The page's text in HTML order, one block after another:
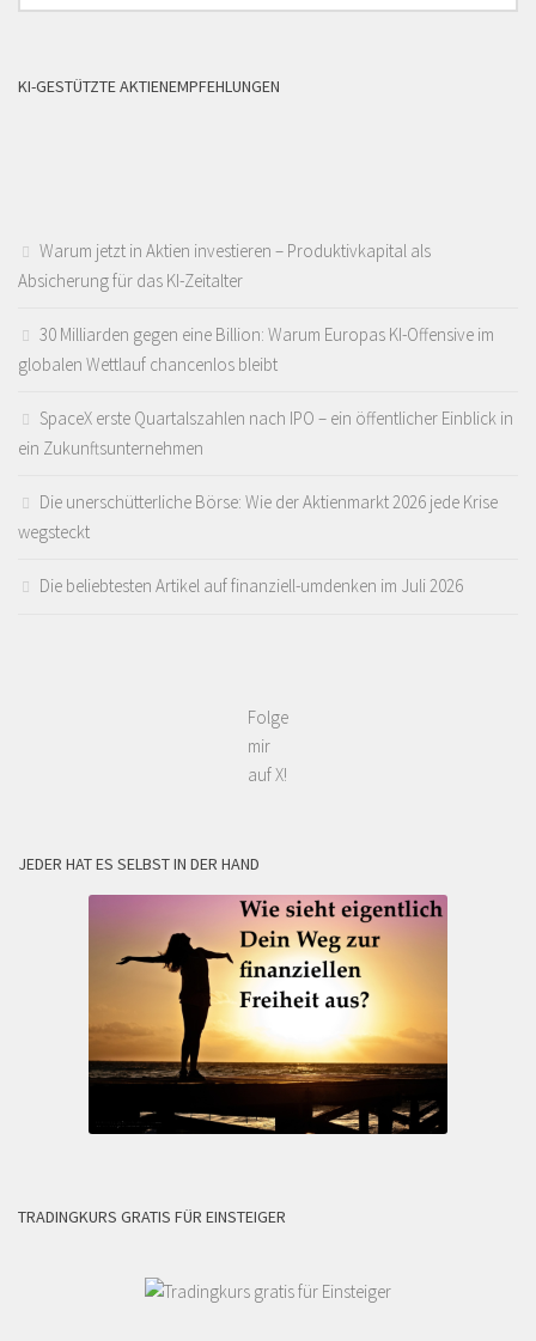
KI-GESTÜTZTE AKTIENEMPFEHLUNGEN
Warum jetzt in Aktien investieren – Produktivkapital als
Absicherung für das KI-Zeitalter
30 Milliarden gegen eine Billion: Warum Europas KI-Offensive im
globalen Wettlauf chancenlos bleibt
SpaceX erste Quartalszahlen nach IPO – ein öffentlicher Einblick in
ein Zukunftsunternehmen
Die unerschütterliche Börse: Wie der Aktienmarkt 2026 jede Krise
wegsteckt
Die beliebtesten Artikel auf finanziell-umdenken im Juli 2026
Folge
mir
auf X!
JEDER HAT ES SELBST IN DER HAND
TRADINGKURS GRATIS FÜR EINSTEIGER